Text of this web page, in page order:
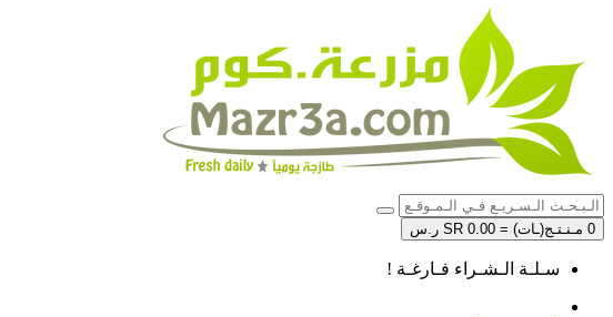
0 مـنـتـج(ـات) = SR 0.00 ر.س
سـلـة الـشـراء فـارغـة !